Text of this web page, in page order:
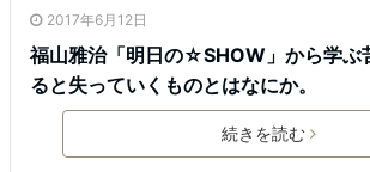
2017年6月12日
福山雅治「明日の☆SHOW」から学ぶ
ると失っていくものとはなにか。
続きを読む